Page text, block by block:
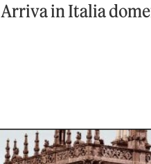
Arriva in Italia